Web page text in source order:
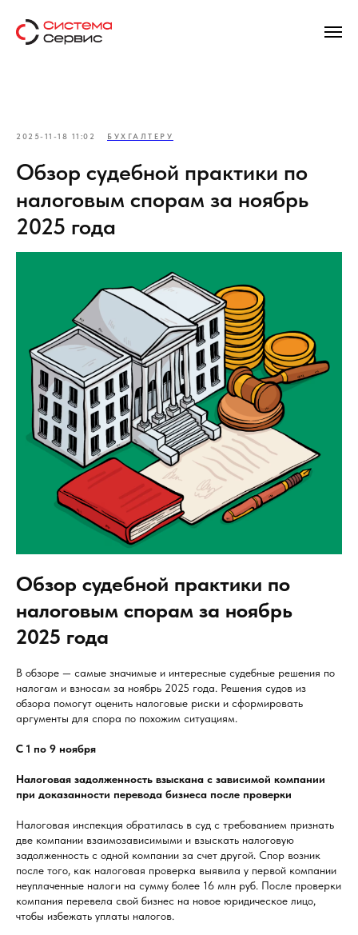
2025-11-18 11:02 БУХГАЛТЕРУ
Обзор судебной практики по
налоговым спорам за ноябрь
2025 года
Обзор судебной практики по
налоговым спорам за ноябрь
2025 года
В обзоре — самые значимые и интересные судебные решения по
налогам и взносам за ноябрь 2025 года. Решения судов из
обзора помогут оценить налоговые риски и сформировать
аргументы для спора по похожим ситуациям.
С 1 по 9 ноября
Налоговая задолженность взыскана с зависимой компании
при доказанности перевода бизнеса после проверки
Налоговая инспекция обратилась в суд с требованием признать
две компании взаимозависимыми и взыскать налоговую
задолженность с одной компании за счет другой. Спор возник
после того, как налоговая проверка выявила у первой компании
неуплаченные налоги на сумму более 16 млн руб. После проверки
компания перевела свой бизнес на новое юридическое лицо,
чтобы избежать уплаты налогов.